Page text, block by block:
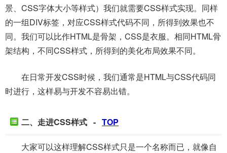
景、CSS字体大小等样式）我们就需要CSS样式实现。同样
的一组DIV标签，对应CSS样式代码不同，所得到效果也不
同。我们可以比作HTML是骨架，CSS是衣服。相同HTML骨
架结构，不同CSS样式，所得到的美化布局效果不同。
在日常开发CSS时候，我们通常是HTML与CSS代码同
时进行，这样易与开发不容易出错。
二、走进CSS样式 - TOP
大家可以这样理解CSS样式只是一个名称而已，就像自